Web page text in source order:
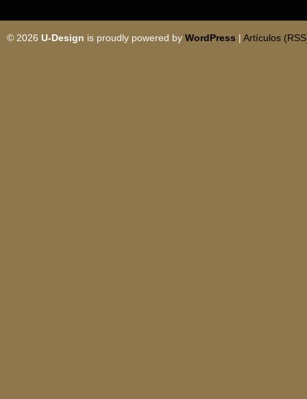
© 2026 U-Design is proudly powered by WordPress | Artículos